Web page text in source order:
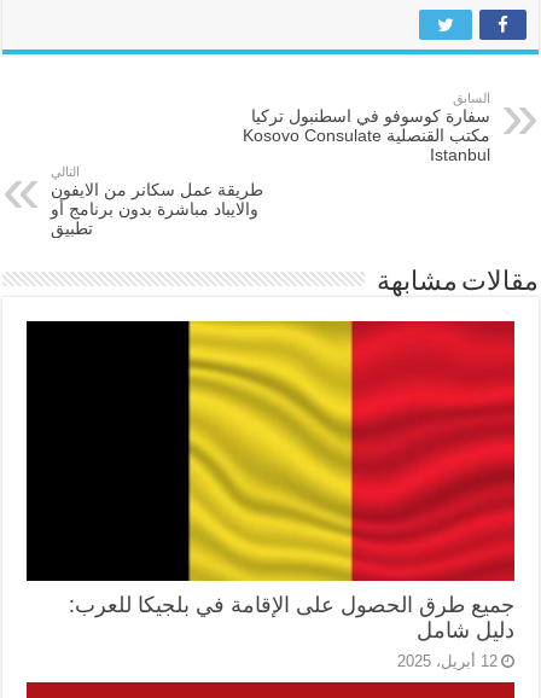
السابق
سفارة كوسوفو في اسطنبول تركيا
مكتب القنصلية Kosovo Consulate
Istanbul
التالي
طريقة عمل سكانر من الايفون
والايباد مباشرة بدون برنامج أو
تطبيق
مقالات مشابهة
جميع طرق الحصول على الإقامة في بلجيكا للعرب:
دليل شامل
12 أبريل، 2025